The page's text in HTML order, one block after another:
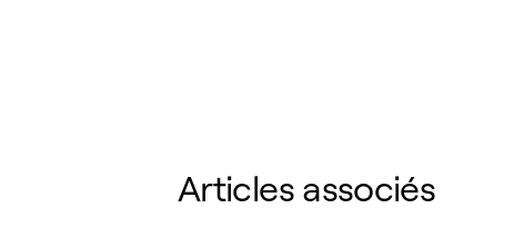
Articles associés